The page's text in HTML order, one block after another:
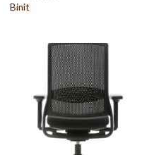
Binit